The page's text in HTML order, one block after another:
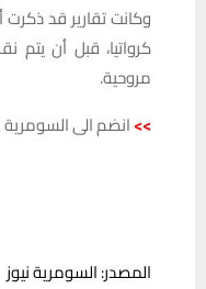
وكانت تقارير قد
كرواتيا، قبل أن
مروحية.
>>انضم الى
المصدر: السومرية نيوز